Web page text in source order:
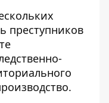
преступников